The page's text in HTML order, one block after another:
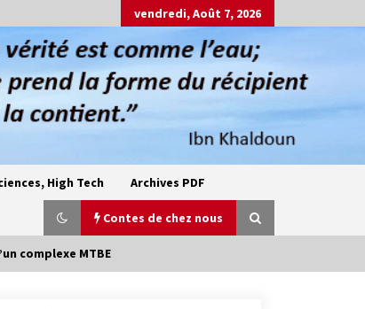
vendredi, Août 7, 2026
High Tech Archives PDF
Contes de chez nous
complexe MTBE